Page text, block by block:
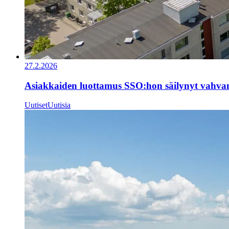
27.2.2026
Asiakkaiden luottamus SSO:hon säilynyt
UutisetUutisia